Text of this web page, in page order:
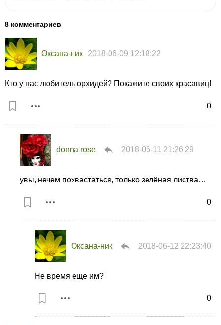
8 комментариев
Оксана-ник 2018-06-09 12:18:22
0
Кто у нас любитель орхидей? Покажите своих красавиц!
donna rose 2018-06-11 21:26:29
0
увы, нечем похвастаться, только зелёная листва…
Оксана-ник 2018-06-12 22:23:40
0
Не время еще им?